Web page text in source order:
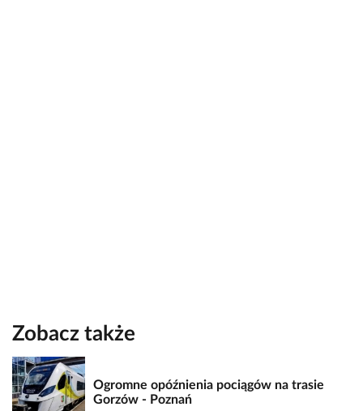
Zobacz także
Ogromne opóźnienia pociągów na trasie
Gorzów - Poznań